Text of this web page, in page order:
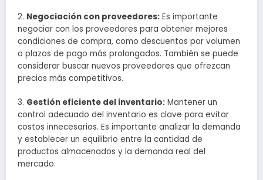
2. Negociación con proveedores: Es importante
negociar con los proveedores para obtener mejores
condiciones de compra, como descuentos por volumen
o plazos de pago más prolongados. También se puede
considerar buscar nuevos proveedores que ofrezcan
precios más competitivos.
3. Gestión eficiente del inventario: Mantener un
control adecuado del inventario es clave para evitar
costos innecesarios. Es importante analizar la demanda
y establecer un equilibrio entre la cantidad de
productos almacenados y la demanda real del
mercado.